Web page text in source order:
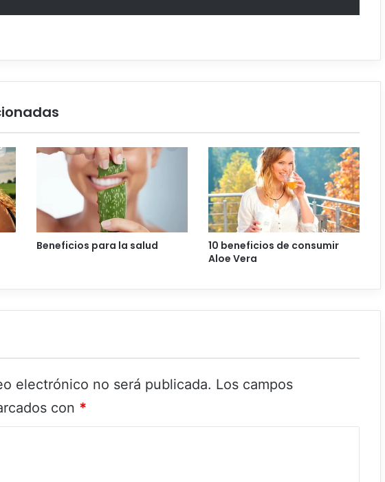
Beneficios para la salud
10 beneficios de consumir
Aloe Vera
electrónico no será publicada. Los campos
con *